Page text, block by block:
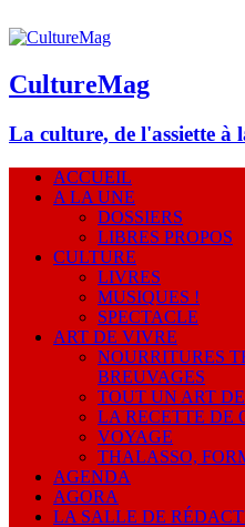
CultureMag
La culture, de l'assiette à
ACCUEIL
A LA UNE
DOSSIERS
LIBRES PROPOS
CULTURE
LIVRES
MUSIQUES !
SPECTACLE
ART DE VIVRE
NOURRITURES
BREUVAGES
TOUT UN ART
LA RECETTE DE
VOYAGE
THALASSO,
AGENDA
AGORA
LA SALLE DE